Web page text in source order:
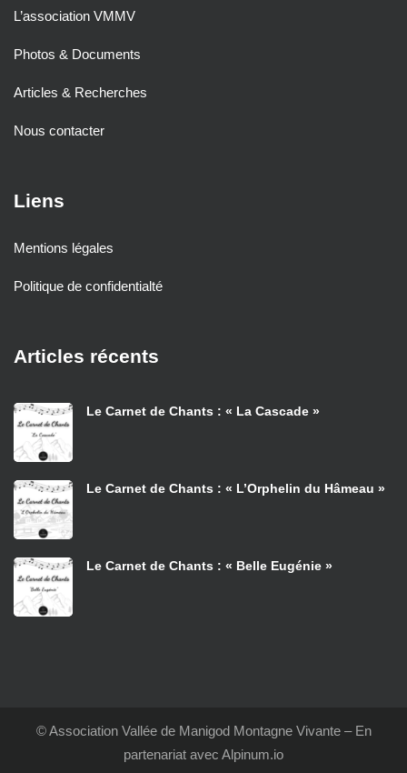
L’association VMMV
Photos & Documents
Articles & Recherches
Nous contacter
Liens
Mentions légales
Politique de confidentialté
Articles récents
Le Carnet de Chants : « La Cascade »
Le Carnet de Chants : « L’Orphelin du Hâmeau »
Le Carnet de Chants : « Belle Eugénie »
© Association Vallée de Manigod Montagne Vivante – En
partenariat avec Alpinum.io